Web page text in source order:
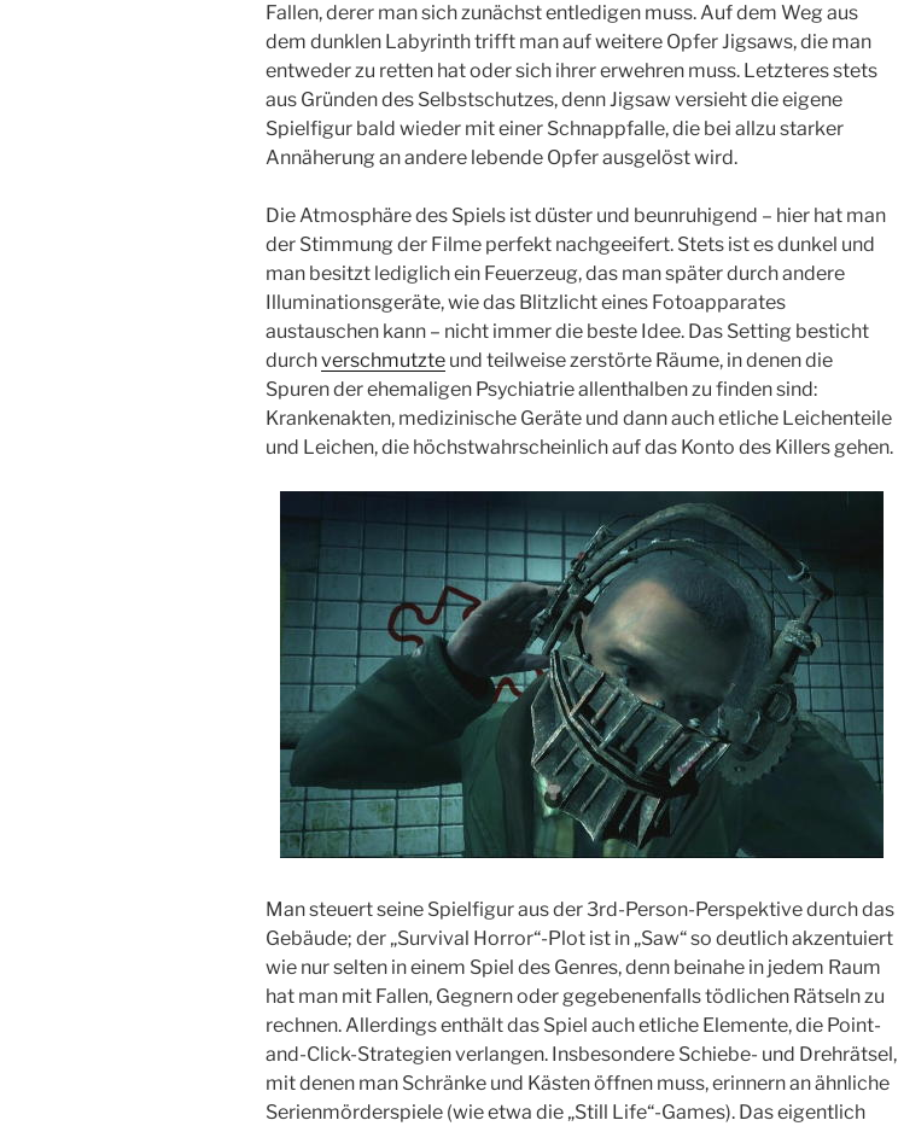
Fallen, derer man sich zunächst entledigen muss. Auf dem Weg aus
dem dunklen Labyrinth trifft man auf weitere Opfer Jigsaws, die man
entweder zu retten hat oder sich ihrer erwehren muss. Letzteres stets
aus Gründen des Selbstschutzes, denn Jigsaw versieht die eigene
Spielfigur bald wieder mit einer Schnappfalle, die bei allzu starker
Annäherung an andere lebende Opfer ausgelöst wird.
Die Atmosphäre des Spiels ist düster und beunruhigend – hier hat man
der Stimmung der Filme perfekt nachgeeifert. Stets ist es dunkel und
man besitzt lediglich ein Feuerzeug, das man später durch andere
Illuminationsgeräte, wie das Blitzlicht eines Fotoapparates
austauschen kann – nicht immer die beste Idee. Das Setting besticht
durchverschmutzte und teilweise zerstörte Räume, in denen die
Spuren der ehemaligen Psychiatrie allenthalben zu finden sind:
Krankenakten, medizinische Geräte und dann auch etliche Leichenteile
und Leichen, die höchstwahrscheinlich auf das Konto des Killers gehen.
Man steuert seine Spielfigur aus der 3rd-Person-Perspektive durch das
Gebäude; der „Survival Horror“-Plot ist in „Saw“ so deutlich akzentuiert
wie nur selten in einem Spiel des Genres, denn beinahe in jedem Raum
hat man mit Fallen, Gegnern oder gegebenenfalls tödlichen Rätseln zu
rechnen. Allerdings enthält das Spiel auch etliche Elemente, die Point-
and-Click-Strategien verlangen. Insbesondere Schiebe- und Drehrätsel,
mit denen man Schränke und Kästen öffnen muss, erinnern an ähnliche
Serienmörderspiele (wie etwa die „Still Life“-Games). Das eigentlich